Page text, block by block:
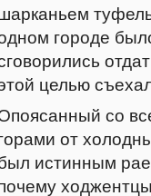
городе
целью
со
от
истинным